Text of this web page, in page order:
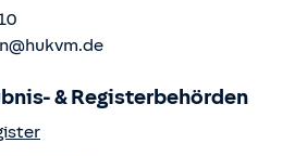
& Registerbehörden